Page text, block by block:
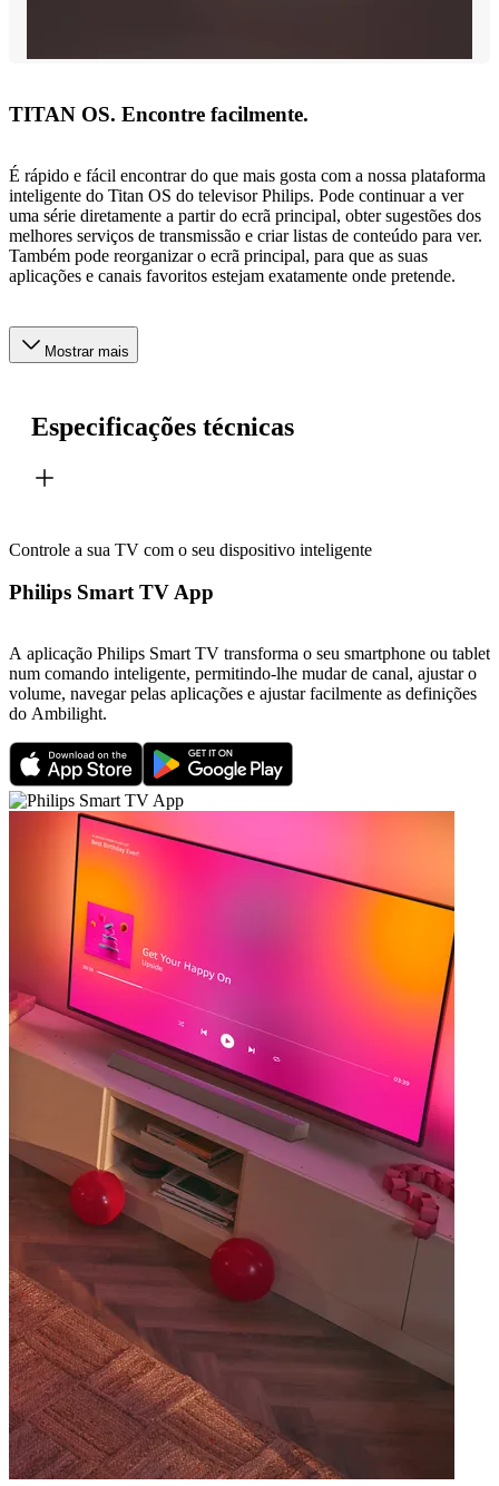
TITAN OS. Encontre facilmente.
É rápido e fácil encontrar do que mais gosta com a nossa plataforma
inteligente do Titan OS do televisor Philips. Pode continuar a ver
uma série diretamente a partir do ecrã principal, obter sugestões dos
melhores serviços de transmissão e criar listas de conteúdo para ver.
Também pode reorganizar o ecrã principal, para que as suas
aplicações e canais favoritos estejam exatamente onde pretende.
Mostrar mais
Especificações técnicas
Controle a sua TV com o seu dispositivo inteligente
Philips Smart TV App
A aplicação Philips Smart TV transforma o seu smartphone ou tablet
num comando inteligente, permitindo-lhe mudar de canal, ajustar o
volume, navegar pelas aplicações e ajustar facilmente as definições
do Ambilight.